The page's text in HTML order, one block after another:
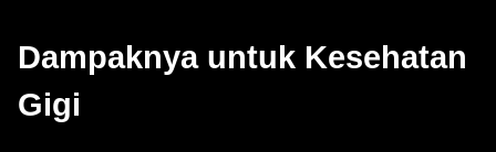
Dampaknya untuk Kesehatan
Gigi